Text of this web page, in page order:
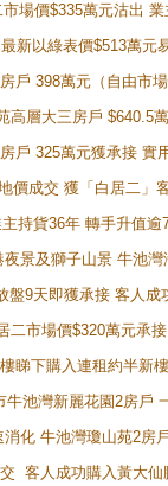
場價$335萬元沽出
新以綠表價$513萬元
戶 398萬元（自由市
高層大三房戶
戶 325萬元獲承接 實
價成交 獲「白居二」
持貨36年 轉手升值逾
景及獅子山景 牛池
9天即獲承接 客人
二市場價$320萬元承接
睇下購入連租約半新
池灣新麗花園2房戶
化 牛池灣瓊山苑2房
客人成功購入黃大